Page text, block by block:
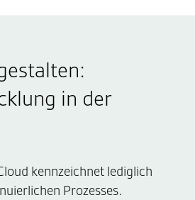
in der
kennzeichnet lediglich
Prozesses.